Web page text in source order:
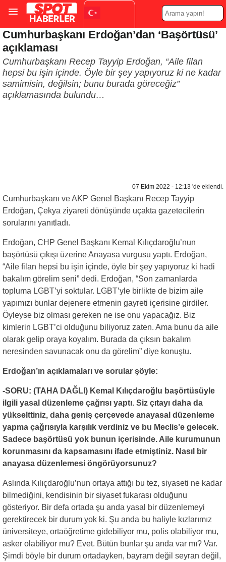
Turkish ▼
Cumhurbaşkanı Erdoğan’dan ‘Başörtüsü’
açıklaması
Cumhurbaşkanı Recep Tayyip Erdoğan, “Aile filan
hepsi bu işin içinde. Öyle bir şey yapıyoruz ki ne kadar
samimisin, değilsin; bunu burada göreceğiz”
açıklamasında bulundu…
07 Ekim 2022 - 12:13 'de eklendi.
Cumhurbaşkanı ve AKP Genel Başkanı Recep Tayyip
Erdoğan, Çekya ziyareti dönüşünde uçakta gazetecilerin
sorularını yanıtladı.
Erdoğan, CHP Genel Başkanı Kemal Kılıçdaroğlu’nun
başörtüsü çıkışı üzerine Anayasa vurgusu yaptı. Erdoğan,
“Aile filan hepsi bu işin içinde, öyle bir şey yapıyoruz ki hadi
bakalım görelim seni” dedi. Erdoğan, “Son zamanlarda
topluma LGBT’yi soktular. LGBT’yle birlikte de bizim aile
yapımızı bunlar dejenere etmenin gayreti içerisine girdiler.
Öyleyse biz olması gereken ne ise onu yapacağız. Biz
kimlerin LGBT’ci olduğunu biliyoruz zaten. Ama bunu da aile
olarak gelip oraya koyalım. Burada da çıksın bakalım
neresinden savunacak onu da görelim” diye konuştu.
Erdoğan’ın açıklamaları ve sorular şöyle:
-SORU: (TAHA DAĞLI) Kemal Kılıçdaroğlu başörtüsüyle
ilgili yasal düzenleme çağrısı yaptı. Siz çıtayı daha da
yükselttiniz, daha geniş çerçevede anayasal düzenleme
yapma çağrısıyla karşılık verdiniz ve bu Meclis’e gelecek.
Sadece başörtüsü yok bunun içerisinde. Aile kurumunun
korunmasını da kapsamasını ifade etmiştiniz. Nasıl bir
anayasa düzenlemesi öngörüyorsunuz?
Aslında Kılıçdaroğlu’nun ortaya attığı bu tez, siyaseti ne kadar
bilmediğini, kendisinin bir siyaset fukarası olduğunu
gösteriyor. Bir defa ortada şu anda yasal bir düzenlemeyi
gerektirecek bir durum yok ki. Şu anda bu haliyle kızlarımız
üniversiteye, ortaöğretime gidebiliyor mu, polis olabiliyor mu,
asker olabiliyor mu? Evet. Bütün bunlar şu anda var mı? Var.
Şimdi böyle bir durum ortadayken, bayram değil seyran değil,